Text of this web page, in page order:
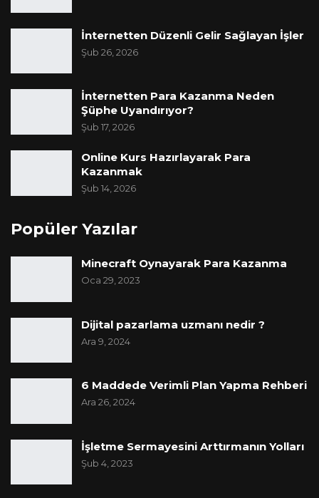
İnternetten Düzenli Gelir Sağlayan İşler
Şub 26, 2026
İnternetten Para Kazanma Neden
Şüphe Uyandırıyor?
Şub 17, 2026
Online Kurs Hazırlayarak Para
Kazanmak
Şub 14, 2026
Popüler Yazılar
Minecraft Oynayarak Para Kazanma
Oca 29, 2023
Dijital pazarlama uzmanı nedir ?
Ara 9, 2024
6 Maddede Verimli Plan Yapma Rehberi
Ara 26, 2024
İşletme Sermayesini Arttırmanın Yolları
Şub 4, 2023